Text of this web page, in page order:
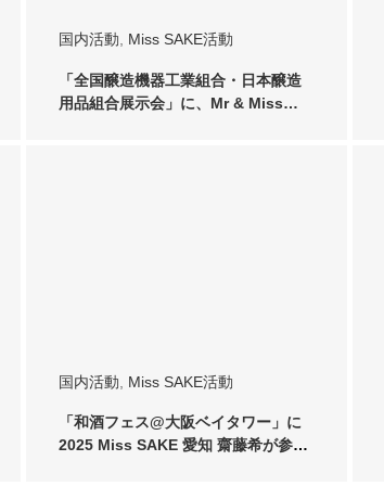
国内活動 Miss SAKE活動
「全国醸造機器工業組合・日本醸造
用品組合展示会」に、Mr & Miss…
国内活動 Miss SAKE活動
「和酒フェス@大阪ベイタワー」に
2025 Miss SAKE 愛知 齋藤希が参